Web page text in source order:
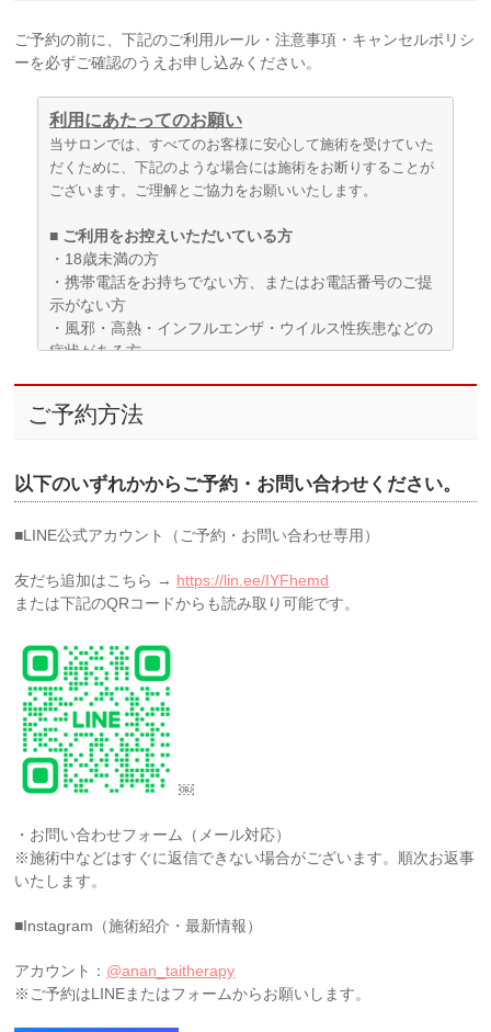
ご予約の前に、下記のご利用ルール・注意事項・ キャンセルポリシ
ーを必ずご確認のうえお申し込みください。
利用にあたってのお願い
当サロンでは、すべてのお客様に安心して施術を受けていた
だくために、下記のような場合には施術をお断りすることが
ございます。ご理解とご協力をお願いいたします。
■ ご利用をお控えいただいている方
・18歳未満の方
・携帯電話をお持ちでない方、またはお電話番号のご提
示がない方
・風邪・高熱・インフルエンザ・ウイルス性疾患などの
症状がある方
・著しく不衛生な状態と判断される方
・暴力団関係者、またはそれに準ずると判断される方
あった方
・近隣へのご配慮が難しい方（大声を出すなど）
・無断キャンセルをされた方（1回でも今後のご予約を
・直前キャンセルを繰り返された方
・ご予約時間から10分以上遅れた場合（施術時間の短縮
やキャンセル扱いとなることがあります）
・その他、当サロンが安全・快適な運営に支障があると
判断した場合
チネイザン・タイ・カルサイ（通称カルサイネイザ
ン）・ジャップカサイなど、内臓や生殖器周辺へのアプ
ローチを含む施術では、施術前の1〜2時間はお食事をお
食後すぐの施術は、気分が悪くなる場合がございます。
■ サロンの方針について
ご予約方法
以下のいずれかから ご予約 ・ お問い合わせ ください。
■LINE公式アカウント （ ご予約 ・ お問い合わせ専用）
友だち追加はこちら → https://lin.ee/IYFhemd
または下記のQRコードからも読み取り可能です。
￼
・ お問い合わせフォーム（メール対応）
※施術中などはすぐに返信できない場合がございます。順次お返事
いたします。
■Instagram（施術紹介・最新情報）
アカウント ： @anan_taitherapy
※ ご予約はLINEまたはフォームからお願いします。